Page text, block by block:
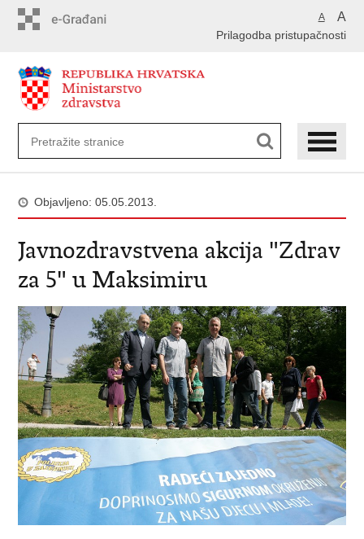
A A
Prilagodba pristupačnosti
Objavljeno: 05.05.2013.
Javnozdravstvena akcija "Zdrav
za 5" u Maksimiru